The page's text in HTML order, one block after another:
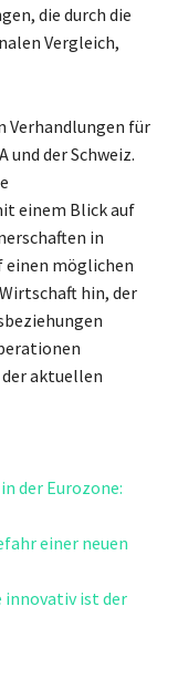
die durch die
Vergleich,
Verhandlungen für
und der Schweiz.
einem Blick auf
in
einen möglichen
hin, der
aktuellen
der Eurozone:
einer neuen
innovativ ist der